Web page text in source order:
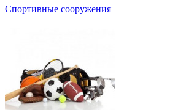
Спортивные сооружения